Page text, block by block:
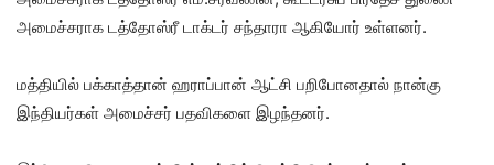
அமைச்சராக டத்தோஸ்ரீ டாக்டர் சந்தாரா ஆகியோர் உள்ளனர்.
மத்தியில் பக்காத்தான் ஹராப்பான் ஆட்சி பறிபோனதால் நான்கு
இந்தியர்கள் அமைச்சர் பதவிகளை இழந்தனர்.